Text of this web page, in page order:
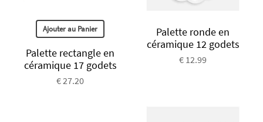
Ajouter au Panier
Palette rectangle en
céramique 17 godets
€ 27.20
Palette ronde en
céramique 12 godets
€ 12.99